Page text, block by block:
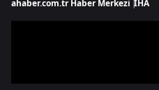
ahaber.com.tr Haber Merkezi |İHA